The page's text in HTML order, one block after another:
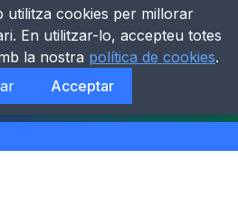
utilitza cookies per millorar
En utilitzar-lo, accepteu totes
la nostra política de cookies.
Acceptar